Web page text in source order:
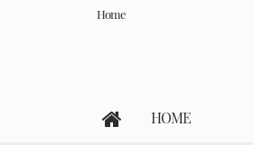
Home
HOME